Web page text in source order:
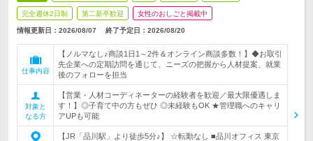
完全週休2日制 第二新卒歓迎 女性のおしごと掲載中
情報更新日：2026/08/07 終了予定日： 2026/08/20
仕事内容
【ノルマなし♪商談1日1～2件＆オンライン商談多数！】◆お取引
先企業への定期訪問を通じて、ニーズの把握から人材提案、就業
後のフォローを担当
対象と
なる方
【営業・人材コーディネーターの経験者を歓迎／最大限優遇しま
す！】◎子育て中の方もぜひ ◎未経験もOK ★管理職へのキャリ
アUPも可能
【JR「品川駅」より徒歩5分♪】 ☆転勤なし ■品川オフィス 東京